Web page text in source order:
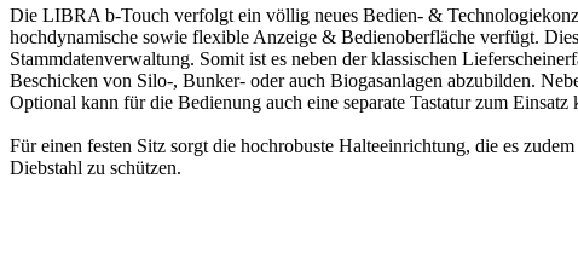
Die LIBRA b-Touch verfolgt ein völlig neues Bedien- &
hochdynamische sowie flexible Anzeige & Bedienoberfläche verfügt.
Stammdatenverwaltung. Somit ist es neben der klassischen
Beschicken von Silo-, Bunker- oder auch Biogasanlagen abzubilden.
Optional kann für die Bedienung auch eine separate Tastatur zum Einsatz
Für einen festen Sitz sorgt die hochrobuste Halteeinrichtung, die es
Diebstahl zu schützen.